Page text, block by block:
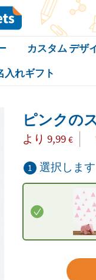
カスタム デザ
入れギフト
ピンクの
より 9,99 €
1 選択します